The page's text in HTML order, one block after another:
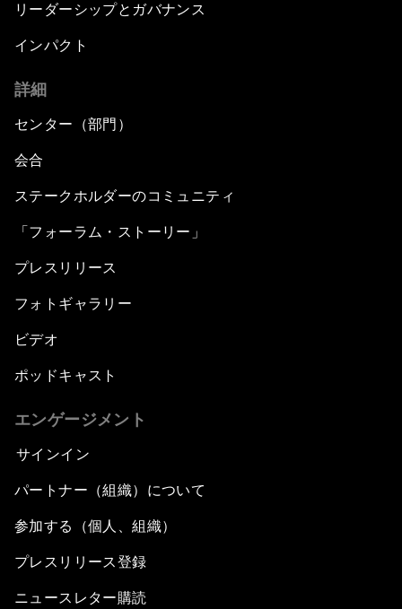
リーダーシップとガバナンス
インパクト
詳細
センター（部門）
会合
ステークホルダーのコミュニティ
「フォーラム・ストーリー」
プレスリリース
フォトギャラリー
ビデオ
ポッドキャスト
エンゲージメント
サインイン
パートナー（組織）について
参加する（個人、組織）
プレスリリース登録
ニュースレター購読